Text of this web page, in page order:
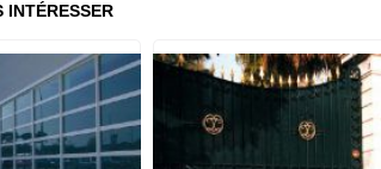
INTÉRESSER